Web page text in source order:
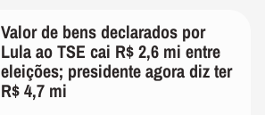
Valor de bens declarados por
Lula ao TSE cai R$ 2,6 mi entre
eleições; presidente agora diz ter
R$ 4,7 mi